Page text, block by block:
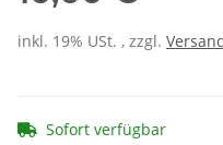
inkl. 19% USt. , zzgl.
Sofort verfügbar